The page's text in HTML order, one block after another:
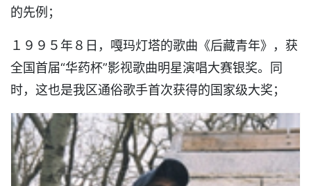
的先例；
１９９５年８日，嘎玛灯塔的歌曲《后藏青年》，获
全国首届“华药杯”影视歌曲明星演唱大赛银奖。同
时，这也是我区通俗歌手首次获得的国家级大奖；